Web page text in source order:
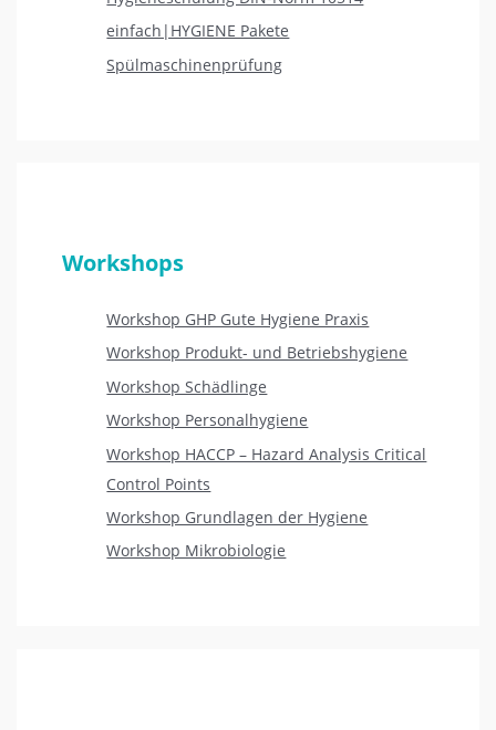
einfach|HYGIENE Pakete
Spülmaschinenprüfung
Workshops
Workshop GHP Gute Hygiene Praxis
Workshop Produkt- und Betriebshygiene
Workshop Schädlinge
Workshop Personalhygiene
Workshop HACCP – Hazard Analysis Critical
Control Points
Workshop Grundlagen der Hygiene
Workshop Mikrobiologie